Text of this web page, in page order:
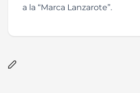
a la “Marca Lanzarote”.